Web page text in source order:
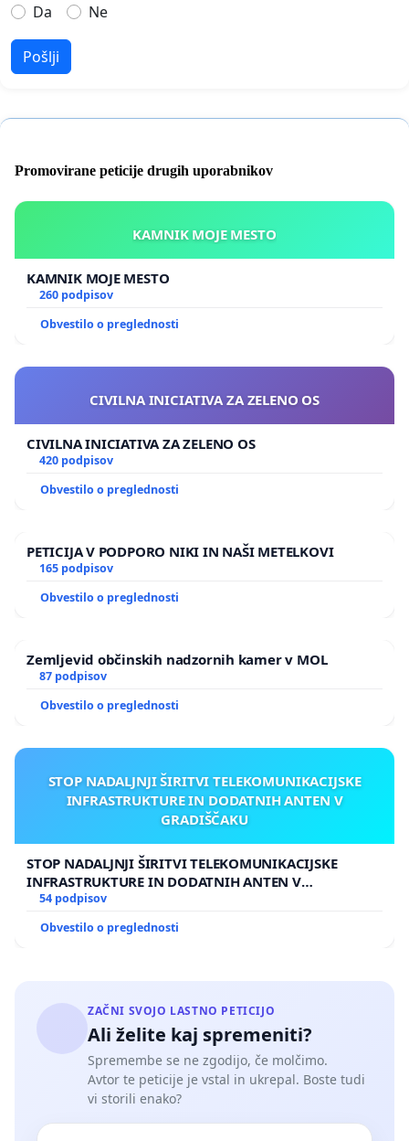
Da
Ne
Pošlji
Promovirane peticije drugih uporabnikov
KAMNIK MOJE MESTO
KAMNIK MOJE MESTO
260 podpisov
Obvestilo o preglednosti
CIVILNA INICIATIVA ZA ZELENO OS
CIVILNA INICIATIVA ZA ZELENO OS
420 podpisov
Obvestilo o preglednosti
PETICIJA V PODPORO NIKI IN NAŠI METELKOVI
165 podpisov
Obvestilo o preglednosti
Zemljevid občinskih nadzornih kamer v MOL
87 podpisov
Obvestilo o preglednosti
STOP NADALJNJI ŠIRITVI TELEKOMUNIKACIJSKE
INFRASTRUKTURE IN DODATNIH ANTEN V
GRADIŠČAKU
STOP NADALJNJI ŠIRITVI TELEKOMUNIKACIJSKE
INFRASTRUKTURE IN DODATNIH ANTEN V
GRADIŠČAKU
54 podpisov
Obvestilo o preglednosti
ZAČNI SVOJO LASTNO PETICIJO
Ali želite kaj spremeniti?
Spremembe se ne zgodijo, če molčimo.
Avtor te peticije je vstal in ukrepal. Boste tudi
vi storili enako?